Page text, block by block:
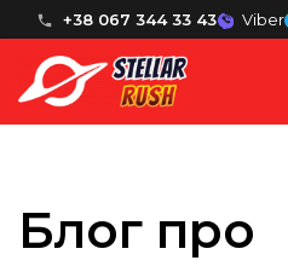
Перейти
до
вмісту
+38 067 344 33 43 Viber
Блог про